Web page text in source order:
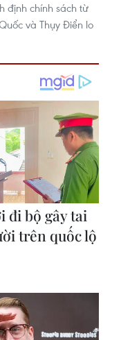
định chính sách từ
và Thụy Điển lo